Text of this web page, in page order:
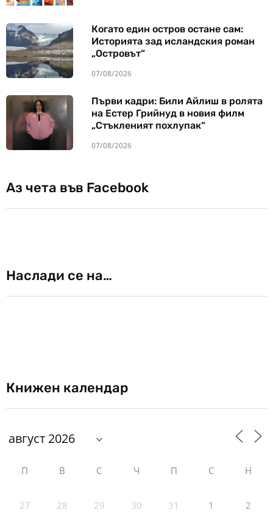
Когато един остров остане сам:
Историята зад исландския роман
„Островът“
07/08/2026
Първи кадри: Били Айлиш в ролята
на Естер Грийнуд в новия филм
„Стъкленият похлупак“
07/08/2026
Аз чета във Facebook
Наслади се на…
Книжен календар
П В С Ч П С Н
27 28 29 30 31 1 2